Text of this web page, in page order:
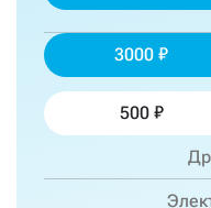
3000
500